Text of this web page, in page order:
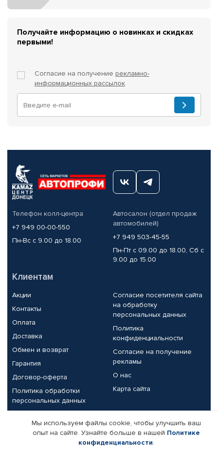
Получайте информацию о новинках и скидках
первыми!
Согласие на получение рекламно-
информационных рассылок
Телефон колл-центра
+7 949 00-00-550
Пн-Вс с 9.00 до 18.00
Автосалон (отдел продаж
автомобилей)
+7 949 503-45-55
Пн-Пт с 09.00 до 18.00, Сб с
9.00 до 15.00
Клиентам
Акции
Контакты
Оплата
Доставка
Обмен и возврат
Гарантия
Договор-оферта
Политика обработки
персональных данных
Согласие посетителя сайта
на обработку
персональных данных
Политика
конфиденциальности
Согласие на получение
рекламы
О нас
Карта сайта
Партнерам
Корпоративным клиентам
Реквизиты компании
Мы используем файлы cookie, чтобы улучшить ваш
опыт на сайте. Узнайте больше в нашей Политике
конфиденциальности.